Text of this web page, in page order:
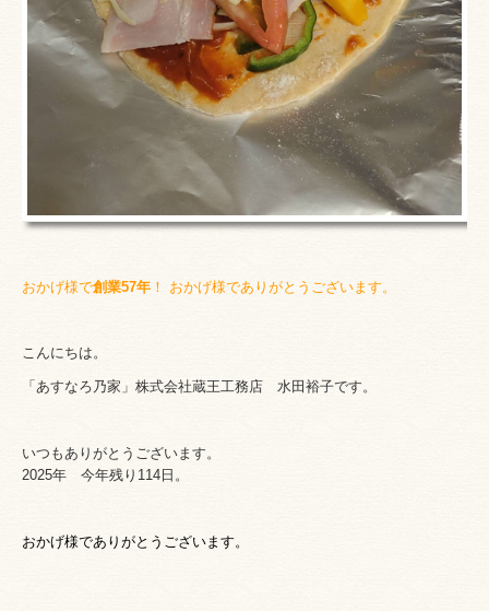
おかげ様で創業57年 ！ おかげ様でありがとう ございます。
こんにちは。
「あすなろ乃家」株式会社蔵王工務店 水田裕子です。
いつもありがとうございます。
2025年 今年残り114日。
おかげ様でありがとうございます。